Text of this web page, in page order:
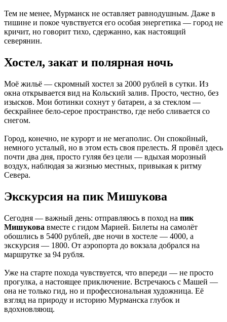
Тем не менее, Мурманск не оставляет равнодушным. Даже в
тишине и покое чувствуется его особая энергетика — город не
кричит, но говорит тихо, сдержанно, как настоящий
северянин.
Хостел, закат и полярная ночь
Моё жильё — скромный хостел за 2000 рублей в сутки. Из
окна открывается вид на Кольский залив. Просто, честно, без
изысков. Мои ботинки сохнут у батареи, а за стеклом —
бескрайнее бело-серое пространство, где небо сливается со
снегом.
Город, конечно, не курорт и не мегаполис. Он спокойный,
немного усталый, но в этом есть своя прелесть. Я провёл здесь
почти два дня, просто гуляя без цели — вдыхая морозный
воздух, наблюдая за жизнью местных, привыкая к ритму
Севера.
Экскурсия на пик Мишукова
Сегодня — важный день: отправляюсь в поход на пик
Мишукова вместе с гидом Марией. Билеты на самолёт
обошлись в 5400 рублей, две ночи в хостеле — 4000, а
экскурсия — 1800. От аэропорта до вокзала добрался на
маршрутке за 94 рубля.
Уже на старте похода чувствуется, что впереди — не просто
прогулка, а настоящее приключение. Встречаюсь с Машей —
она не только гид, но и профессиональная художница. Её
взгляд на природу и историю Мурманска глубок и
вдохновляющ.